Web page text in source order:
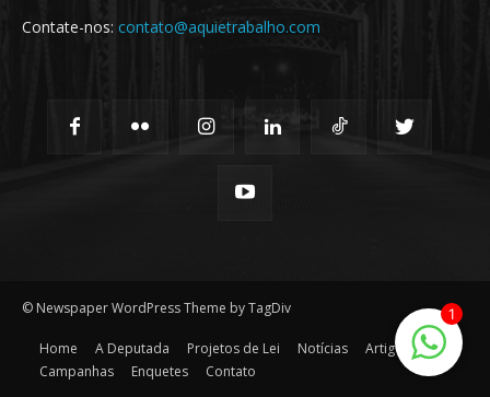
Contate-nos: contato@aquietrabalho.com
© Newspaper WordPress Theme by TagDiv
Home A Deputada Projetos de Lei Notícias
Artigos
Campanhas
Enquetes Contato
1